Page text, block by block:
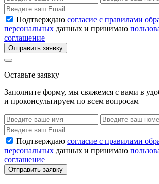
Подтверждаю согласие с правилами
персональных данных и принимаю
соглашение
Отправить заявку
Оставьте заявку
Заполните форму, мы свяжемся с вами в
и проконсультируем по всем вопросам
Подтверждаю согласие с правилами
персональных данных и принимаю
соглашение
Отправить заявку